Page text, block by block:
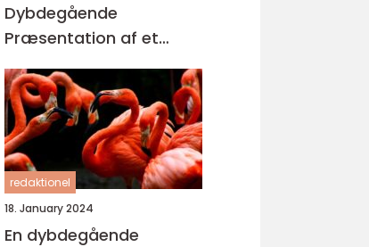
Dybdegående
Præsentation af et
Fascinerende Kæledyr
redaktionel
18. January 2024
En dybdegående